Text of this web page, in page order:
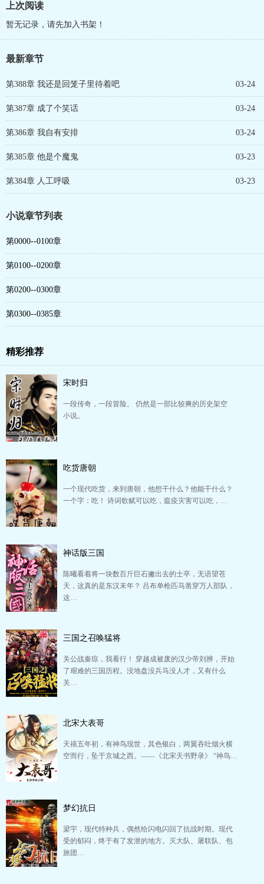
上次阅读
暂无记录，请先加入书架！
最新章节
第388章 我还是回笼子里待着吧 03-24
第387章 成了个笑话 03-24
第386章 我自有安排 03-24
第385章 他是个魔鬼 03-23
第384章 人工呼吸 03-23
小说章节列表
第0000--0100章
第0100--0200章
第0200--0300章
第0300--0385章
精彩推荐
宋时归
一段传奇，一段冒险。 仍然是一部比较爽的历史架空
小说。
吃货唐朝
一个现代吃货，来到唐朝，他想干什么？他能干什么？
一个字：吃！ 诗词歌赋可以吃，瘟疫灾害可以吃，…
神话版三国
陈曦看着将一块数百斤巨石撇出去的士卒，无语望苍
天，这真的是东汉末年？ 吕布单枪匹马凿穿万人部队，
这…
三国之召唤猛将
关公战秦琼，我看行！ 穿越成被废的汉少帝刘辨，开始
了艰难的三国历程。没地盘没兵马没人才，又有什么
关…
北宋大表哥
天禧五年初，有神鸟现世，其色银白，两翼吞吐烟火横
空而行，坠于京城之西。——《北宋天书野录》 “神鸟…
梦幻抗日
梁宇，现代特种兵，偶然给闪电闪回了抗战时期。现代
受的郁闷，终于有了发泄的地方。灭大队、屠联队、包
旅团…